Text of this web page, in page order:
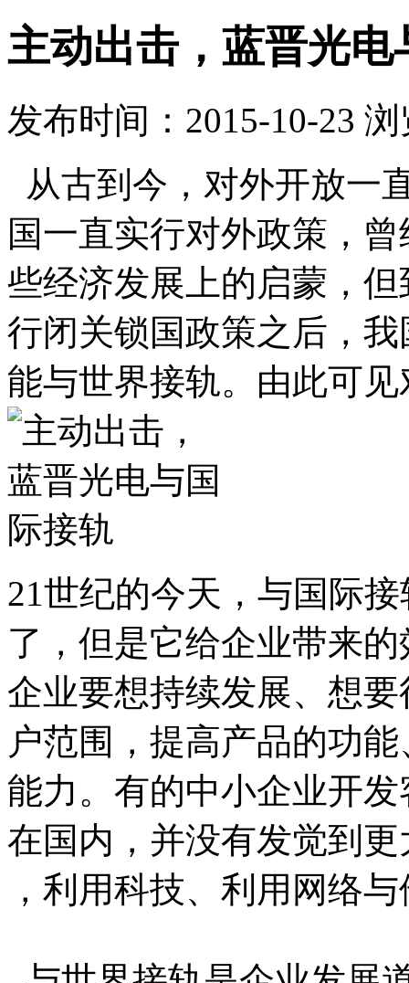
主动出击，蓝晋光
发布时间：2015-10-23
从古到今，对外开放一
国一直实行对外政策，
些经济发展上的启蒙，
行闭关锁国政策之后，
能与世界接轨。由此可
21世纪的今天，与国际
了，但是它给企业带来
企业要想持续发展、想
户范围，提高产品的功
能力。有的中小企业开
在国内，并没有发觉到
，利用科技、利用网络